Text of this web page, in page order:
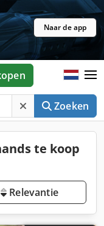
Naar de app
Zoeken
te koop
Relevantie